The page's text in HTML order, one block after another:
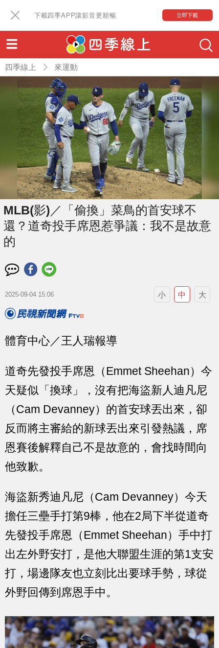
下載四季APP讓影音更順暢 立即下載
四季線上 來運動
MLB(影)／「偷換」菜鳥的首安球不
還？道奇投手席恩惹爭議：我不是故意
的
2025-09-04 15:06 小 中 大
體育中心／王人瑞報導
道奇先發投手席恩（Emmet Sheehan）今
天疑似「換球」，沒有把海盜新人迪凡尼
（Cam Devanney）的首安球丟出來，卻
反而將主審給的新球丟出來引發熱議，席
恩賽後解釋自己不是故意的，會找時間向
他致歉。
海盜新秀迪凡尼（Cam Devanney）今天
擔任三壘手打第9棒，他在2局下半從道奇
先發投手席恩（Emmet Sheehan）手中打
出左外野安打，是他大聯盟生涯的第1支安
打，場邊隊友也立刻比出要球手勢，球從
外野回傳到席恩手中。